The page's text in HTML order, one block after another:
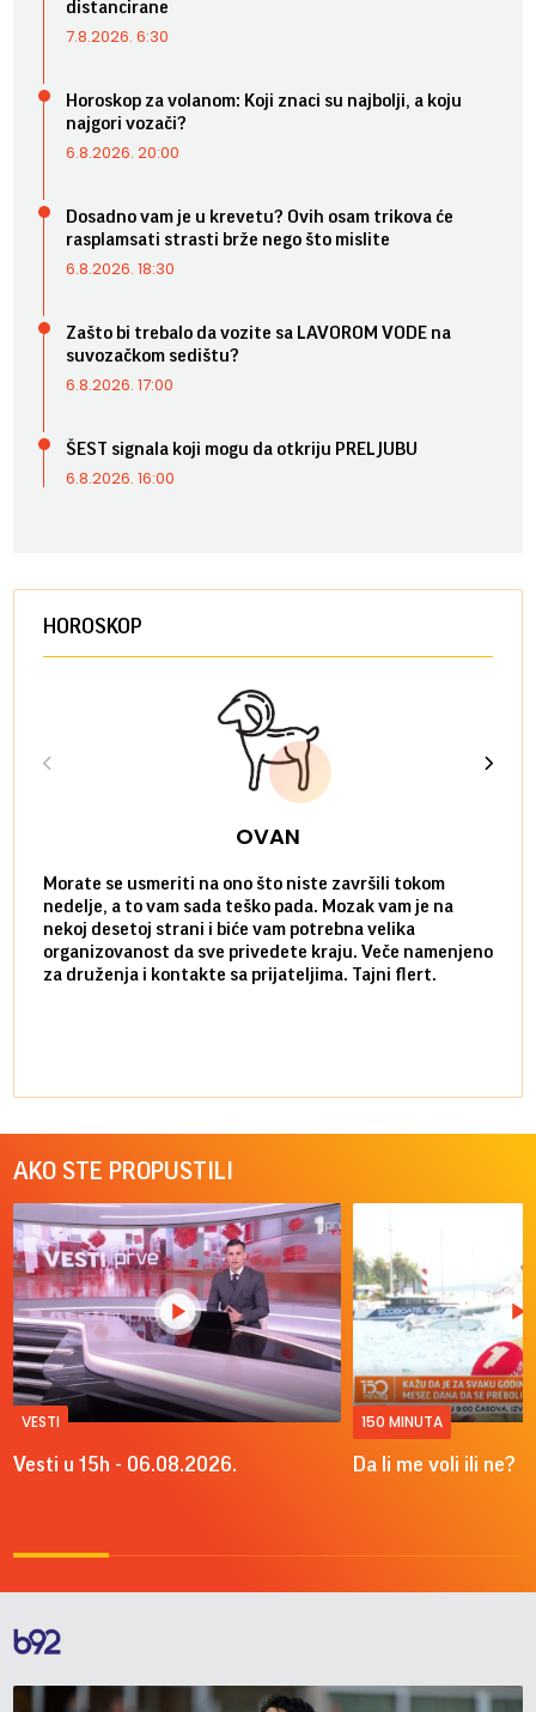
distancirane
7.8.2026. 6:30
Horoskop za volanom: Koji znaci su najbolji, a koju
najgori vozači?
6.8.2026. 20:00
Dosadno vam je u krevetu? Ovih osam trikova će
rasplamsati strasti brže nego što mislite
6.8.2026. 18:30
Zašto bi trebalo da vozite sa LAVOROM VODE na
suvozačkom sedištu?
6.8.2026. 17:00
ŠEST signala koji mogu da otkriju PRELJUBU
6.8.2026. 16:00
HOROSKOP
OVAN
Morate se usmeriti na ono što niste završili tokom
nedelje, a to vam sada teško pada. Mozak vam je na
nekoj desetoj strani i biće vam potrebna velika
organizovanost da sve privedete kraju. Veče namenjeno
za druženja i kontakte sa prijateljima. Tajni flert.
AKO STE PROPUSTILI
VESTI
Vesti u 15h - 06.08.2026.
150 MINUTA
Da li me voli ili ne?